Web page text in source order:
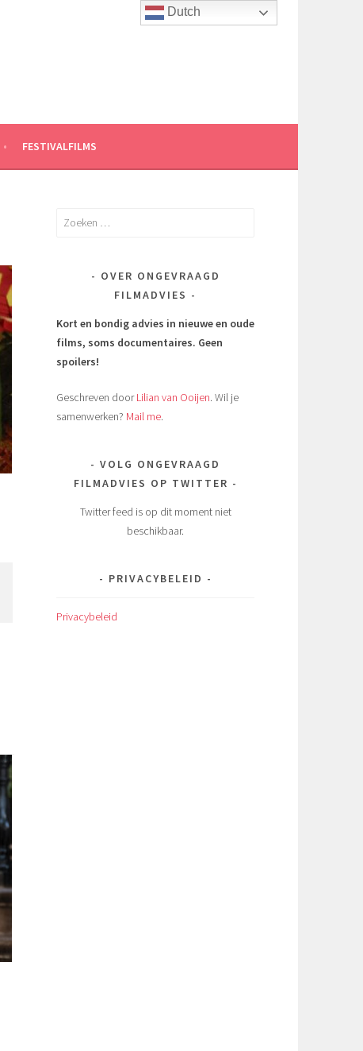
FESTIVALFILMS
Zoeken
OVER ONGEVRAAGD
FILMADVIES
Kort en bondig advies in nieuwe en oude
films, soms documentaires. Geen
spoilers!
Geschreven doorLilian van Ooijen. Wil je
samenwerken? Mail me.
VOLG ONGEVRAAGD
FILMADVIES OP TWITTER
Twitter feed is op dit moment niet
beschikbaar.
PRIVACYBELEID
Privacybeleid
Dutch